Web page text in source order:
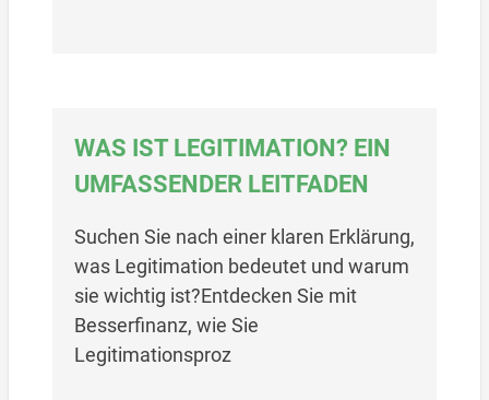
WAS IST LEGITIMATION? EIN
UMFASSENDER LEITFADEN
Suchen Sie nach einer klaren Erklärung,
was Legitimation bedeutet und warum
sie wichtig ist?Entdecken Sie mit
Besserfinanz, wie Sie
Legitimationsproz